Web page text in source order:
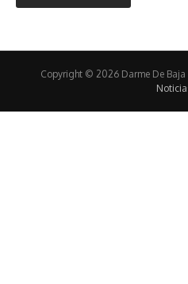
Copyright © 2026 Darme De